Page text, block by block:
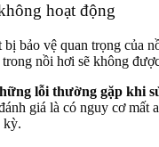
hoạt động
bị bảo vệ quan trọng của
trong nồi hơi sẽ không
lỗi thường gặp khi
giá là có nguy cơ mất
kỳ.